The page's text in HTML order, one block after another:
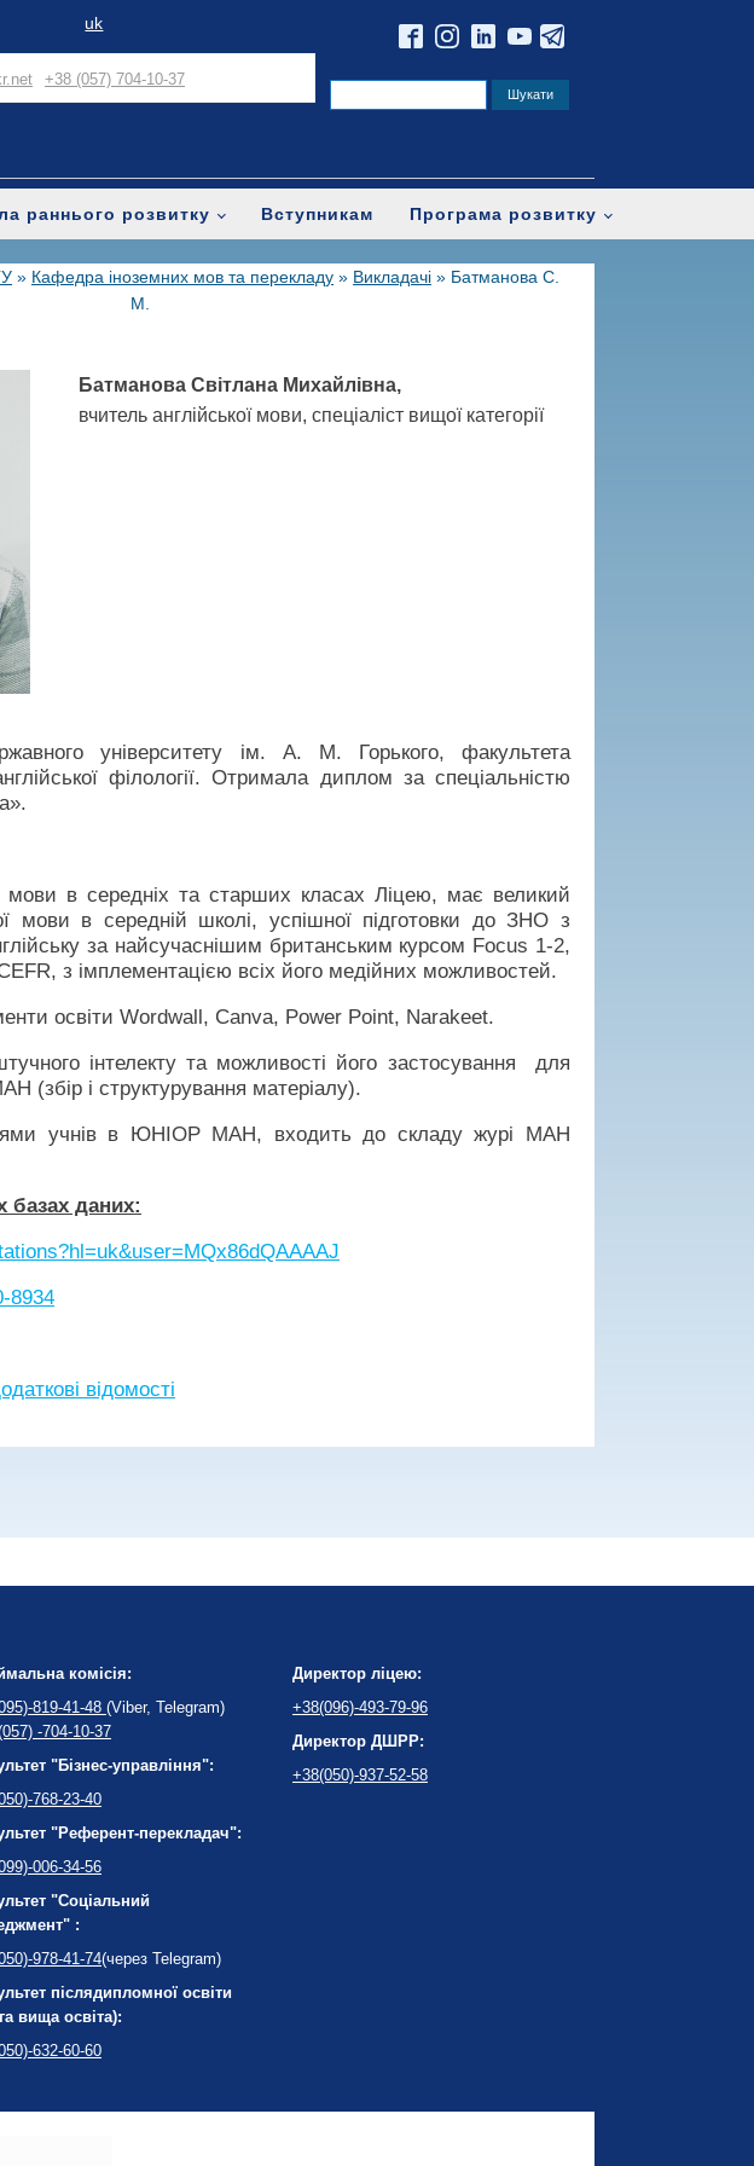
uk
+38 (057) 704-10-37
раннього розвитку Вступникам Програма розвитку
» Кафедра іноземних мов та перекладу » Викладачі » Батманова С.
М.
Батманова Світлана Михайлівна,
вчитель англійської мови, спеціаліст вищої категорії
університету ім. А. М. Горького, факультета
філології. Отримала диплом за спеціальністю
мови в середніх та старших класах Ліцею, має великий
мови в середній школі, успішної підготовки до ЗНО з
за найсучаснішим британським курсом Focus 1-2,
з імплементацією всіх його медійних можливостей.
освіти Wordwall, Canva, Power Point, Narakeet.
інтелекту та можливості його застосування для
(збір і структурування матеріалу).
учнів в ЮНІОР МАН, входить до складу журі МАН
базах даних:
8934
відомості
комісія:
819-41-48 (Viber, Telegram)
-704-10-37
"Бізнес-управління":
768-23-40
"Референт-перекладач":
006-34-56
"Соціальний
:
978-41-74(через Telegram)
післядипломної освіти
вища освіта):
632-60-60
Директор ліцею:
+38(096)-493-79-96
Директор ДШРР:
+38(050)-937-52-58